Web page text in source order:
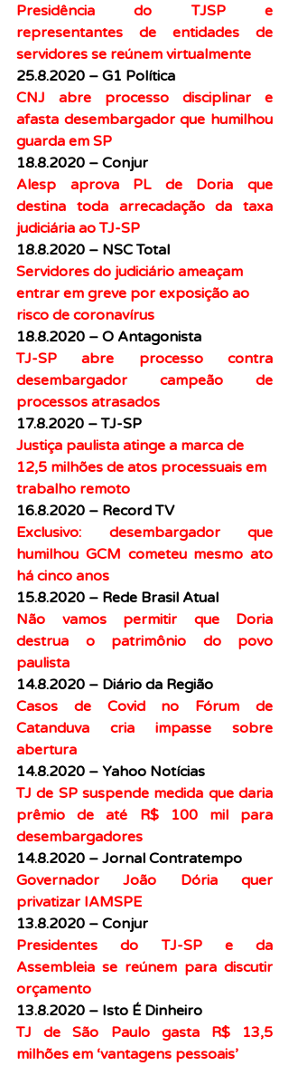
Presidência do TJSP e
representantes de entidades de
servidores se reúnem virtualmente
25.8.2020 – G1 Política
CNJ abre processo disciplinar e
afasta desembargador que humilhou
guarda em SP
18.8.2020 – Conjur
Alesp aprova PL de Doria que
destina toda arrecadação da taxa
judiciária ao TJ-SP
18.8.2020 – NSC Total
Servidores do judiciário ameaçam
entrar em greve por exposição ao
risco de coronavírus
18.8.2020 – O Antagonista
TJ-SP abre processo contra
desembargador campeão de
processos atrasados
17.8.2020 – TJ-SP
Justiça paulista atinge a marca de
12,5 milhões de atos processuais em
trabalho remoto
16.8.2020 – Record TV
Exclusivo: desembargador que
humilhou GCM cometeu mesmo ato
há cinco anos
15.8.2020 – Rede Brasil Atual
Não vamos permitir que Doria
destrua o patrimônio do povo
paulista
14.8.2020 – Diário da Região
Casos de Covid no Fórum de
Catanduva cria impasse sobre
abertura
14.8.2020 – Yahoo Notícias
TJ de SP suspende medida que daria
prêmio de até R$ 100 mil para
desembargadores
14.8.2020 – Jornal Contratempo
Governador João Dória quer
privatizar IAMSPE
13.8.2020 – Conjur
Presidentes do TJ-SP e da
Assembleia se reúnem para discutir
orçamento
13.8.2020 – Isto É Dinheiro
TJ de São Paulo gasta R$ 13,5
milhões em ‘vantagens pessoais’